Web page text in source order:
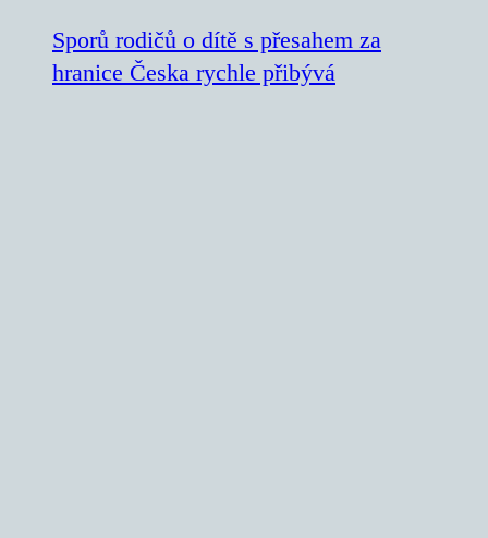
Sporů rodičů o dítě s přesahem za
hranice Česka rychle přibývá